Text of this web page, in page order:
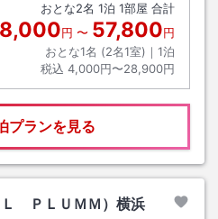
おとな2名 1泊 1部屋 合計
8,000円 〜 57,800円
おとな1名 (2名1室)｜ 1泊
税込 4,000円〜28,900円
プランを見る
Ｌ ＰＬＵＭＭ）横浜